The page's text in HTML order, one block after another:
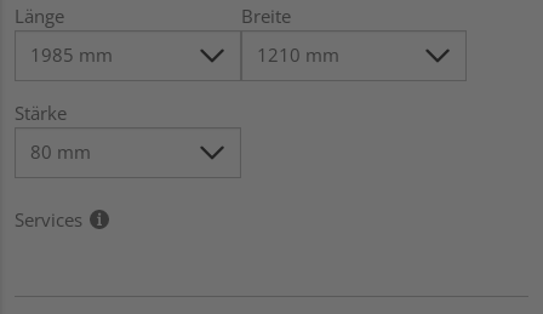
Länge Breite
Stärke
Services